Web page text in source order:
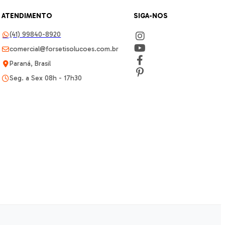
ATENDIMENTO
(41) 99840-8920
comercial@forsetisolucoes.com.br
Paraná, Brasil
Seg. a Sex 08h - 17h30
SIGA-NOS